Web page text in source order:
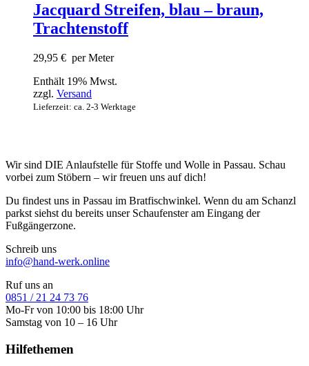
Jacquard Streifen, blau – braun,
Trachtenstoff
29,95 € per Meter
Enthält 19% Mwst.
zzgl. Versand
Lieferzeit: ca. 2-3 Werktage
Wir sind DIE Anlaufstelle für Stoffe und Wolle in Passau. Schau
vorbei zum Stöbern – wir freuen uns auf dich!
Du findest uns in Passau im Bratfischwinkel. Wenn du am Schanzl
parkst siehst du bereits unser Schaufenster am Eingang der
Fußgängerzone.
Schreib uns
info@hand-werk.online
Ruf uns an
0851 / 21 24 73 76
Mo-Fr von 10:00 bis 18:00 Uhr
Samstag von 10 – 16 Uhr
Hilfethemen